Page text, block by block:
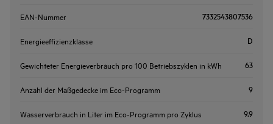
EAN-Nummer 7332543807536
Energieeffizienzklasse D
Gewichteter Energieverbrauch pro 100 Betriebszyklen in kWh 63
Anzahl der Maßgedecke im Eco-Programm 9
Wasserverbrauch in Liter im Eco-Programm pro Zyklus 9.9